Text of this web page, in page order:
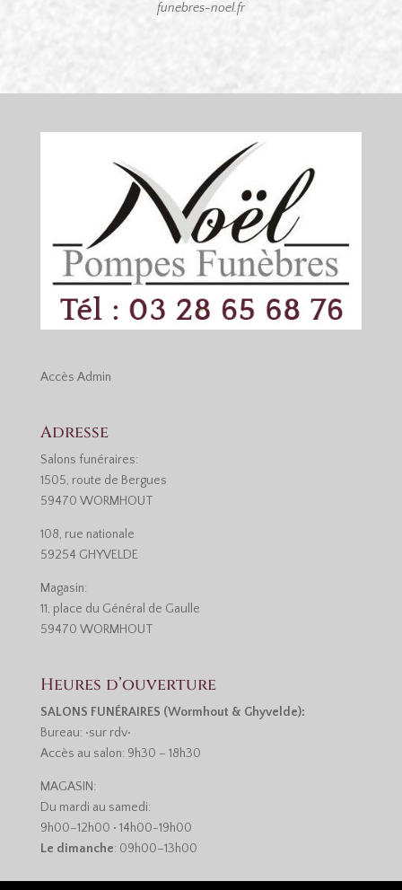
funebres-noel.fr
Accès Admin
Adresse
Salons funéraires:
1505, route de Bergues
59470 WORMHOUT
108, rue nationale
59254 GHYVELDE
Magasin:
11, place du Général de Gaulle
59470 WORMHOUT
Heures d’ouverture
SALONS FUNÉRAIRES (Wormhout & Ghyvelde):
Bureau: •sur rdv•
Accès au salon: 9h30 – 18h30
MAGASIN:
Du mardi au samedi:
9h00–12h00 • 14h00-19h00
Le dimanche: 09h00–13h00